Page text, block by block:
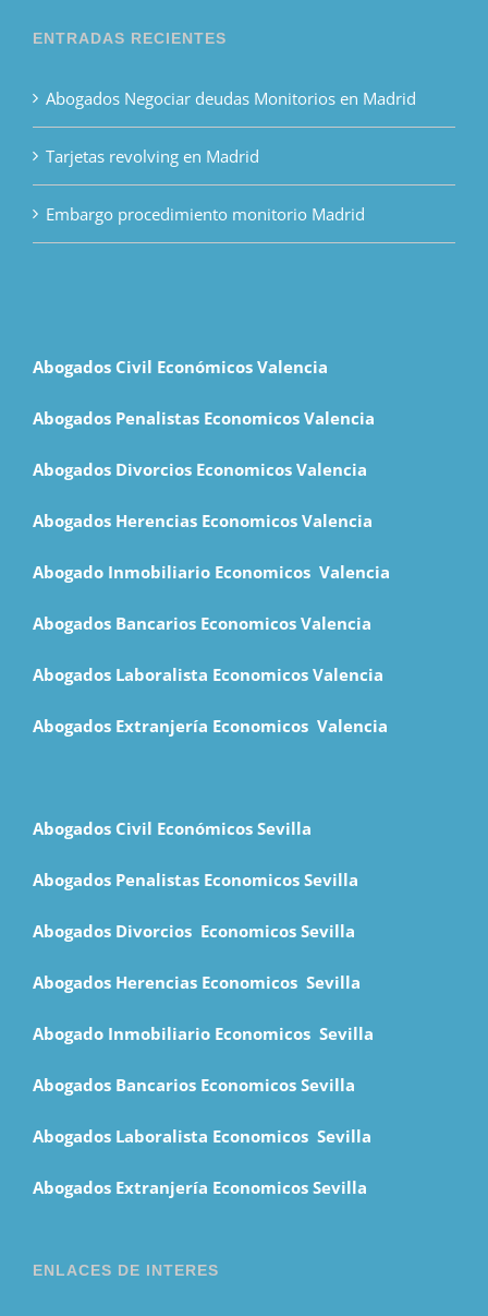
ENTRADAS RECIENTES
Abogados Negociar deudas Monitorios en Madrid
Tarjetas revolving en Madrid
Embargo procedimiento monitorio Madrid
Abogados Civil Económicos Valencia
Abogados Penalistas Economicos Valencia
Abogados Divorcios Economicos Valencia
Abogados Herencias Economicos Valencia
Abogado Inmobiliario Economicos Valencia
Abogados Bancarios Economicos Valencia
Abogados Laboralista Economicos Valencia
Abogados Extranjería Economicos Valencia
Abogados Civil Económicos Sevilla
Abogados Penalistas Economicos Sevilla
Abogados Divorcios Economicos Sevilla
Abogados Herencias Economicos Sevilla
Abogado Inmobiliario Economicos Sevilla
Abogados Bancarios Economicos Sevilla
Abogados Laboralista Economicos Sevilla
Abogados Extranjería Economicos Sevilla
ENLACES DE INTERES